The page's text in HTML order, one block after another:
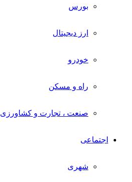
بورس
ارز دیجیتال
خودرو
راه و مسکن
صنعت ، تجارت و کشاورزی
اجتماعی
شهری